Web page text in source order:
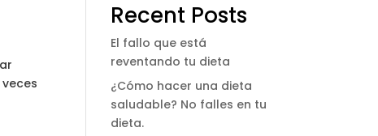
Recent Posts
El fallo que está
reventando tu dieta
¿Cómo hacer una dieta
saludable? No falles en tu
dieta.